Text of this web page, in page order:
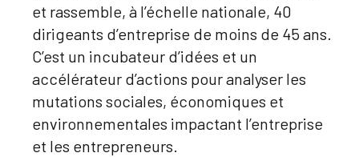
et rassemble, à l’échelle nationale, 40
dirigeants d’entreprise de moins de 45 ans.
C’est un incubateur d’idées et un
accélérateur d’actions pour analyser les
mutations sociales, économiques et
environnementales impactant l’entreprise
et les entrepreneurs.